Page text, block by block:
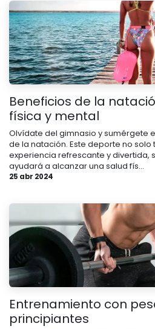
Beneficios de la
física y mental
Olvídate del gimnasio y sumérgete
de la natación. Este deporte no solo
experiencia refrescante y divertida,
ayudará a alcanzar una salud fís...
25 abr 2024
Entrenamiento con
principiantes